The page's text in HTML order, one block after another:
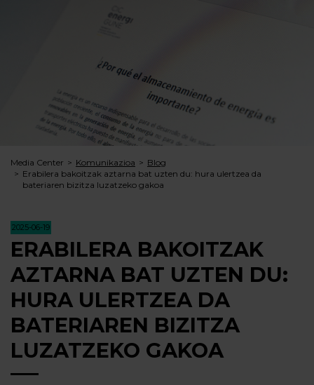
Media Center Komunikazioa
Blog
Erabilera bakoitzak aztarna bat uzten du: hura ulertzea da
bateriaren bizitza luzatzeko gakoa
2025-06-19
ERABILERA BAKOITZAK
AZTARNA BAT UZTEN DU:
HURA ULERTZEA DA
BATERIAREN BIZITZA
LUZATZEKO GAKOA